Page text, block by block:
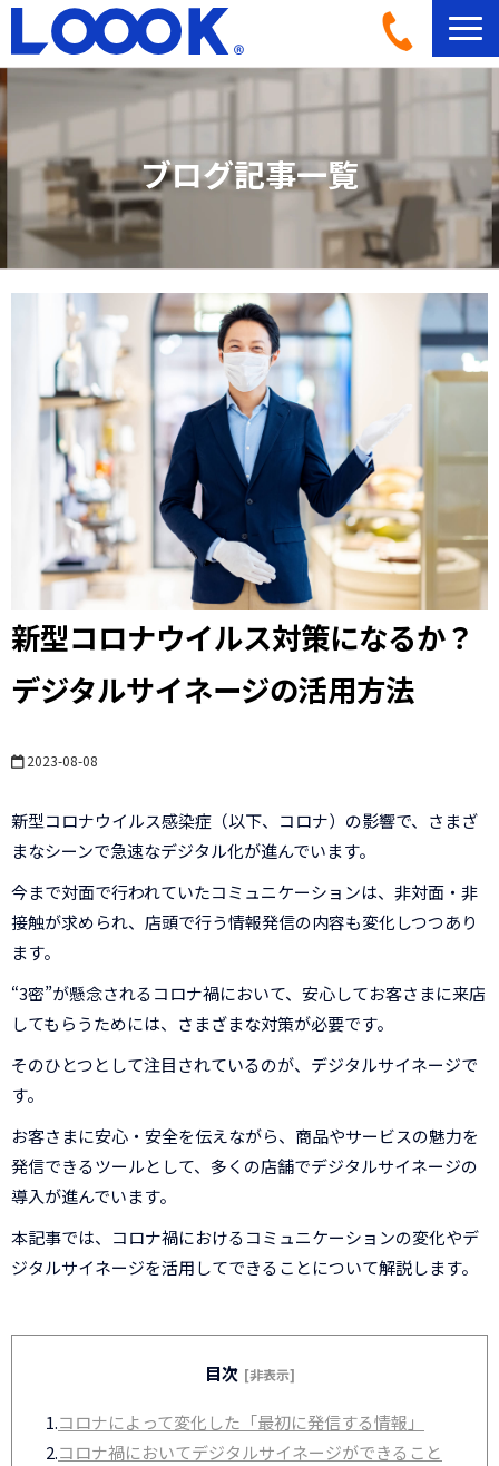
LOOOKとは
活用イメージ
導入事例一覧
ブログ記事一覧
よくあるご質問
お問い合わせ
ブログ記事一覧
新型コロナウイルス対策になるか？
デジタルサイネージの活用方法
2023-08-08
新型コロナウイルス感染症（以下、コロナ）の影響で、さまざ
まなシーンで急速なデジタル化が進んでいます。
今まで対面で行われていたコミュニケーションは、非対面・非
接触が求められ、店頭で行う情報発信の内容も変化しつつあり
ます。
“3密”が懸念されるコロナ禍において、安心してお客さまに来店
してもらうためには、さまざまな対策が必要です。
そのひとつとして注目されているのが、デジタルサイネージで
す。
お客さまに安心・安全を伝えながら、商品やサービスの魅力を
発信できるツールとして、多くの店舗でデジタルサイネージの
導入が進んでいます。
本記事では、コロナ禍におけるコミュニケーションの変化やデ
ジタルサイネージを活用してできることについて解説します。
目次 [非表示]
1.コロナによって変化した「最初に発信する情報」
2.コロナ禍においてデジタルサイネージができること